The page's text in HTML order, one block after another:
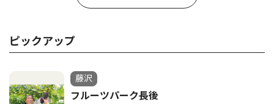
ピックアップ
藤沢
フルーツパーク長後